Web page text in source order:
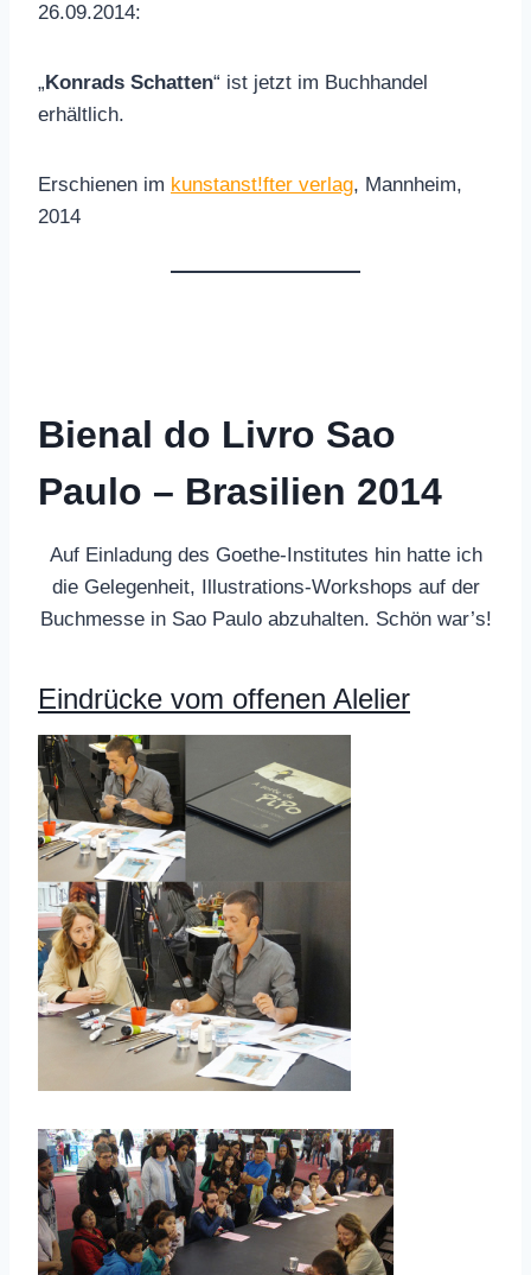
26.09.2014:
„ Konrads Schatten“ ist jetzt im Buchhandel
erhältlich.
Erschienen im kunstanst!fter verlag, Mannheim,
2014
Bienal do Livro Sao
Paulo – Brasilien 2014
Auf Einladung des Goethe-Institutes hin hatte ich
die Gelegenheit, Illustrations-Workshops auf der
Buchmesse in Sao Paulo abzuhalten. Schön war’s!
Eindrücke vom offenen Alelier